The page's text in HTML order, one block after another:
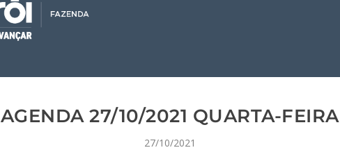
AGENDA 27/10/2021 QUARTA-FEIRA
27/10/2021